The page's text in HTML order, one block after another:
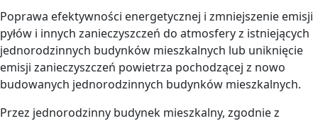
Poprawa efektywności energetycznej i zmniejszenie emisji
pyłów i innych zanieczyszczeń do atmosfery z istniejących
jednorodzinnych budynków mieszkalnych lub uniknięcie
emisji zanieczyszczeń powietrza pochodzącej z nowo
budowanych jednorodzinnych budynków mieszkalnych.
Przez jednorodzinny budynek mieszkalny, zgodnie z